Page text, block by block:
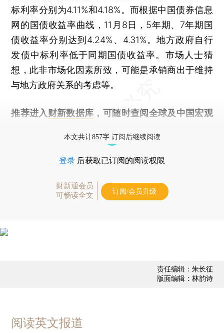
标利率分别为4.11%和4.18%。而根据中国债券信息
网的国债收益率曲线，11月8日，5年期、7年期国
债收益率分别达到4.24%、4.31%。地方政府自行
发债中标利率低于同期国债收益率。市场人士猜
想，此非市场化因素所致，可能是承销商出于维持
与地方政府关系的考虑等。
推荐进入 财新数据库 ，可随时查阅全球及中国宏观
本文共计857字 订阅后继续阅读
登录 后获取已订阅的阅读权限
财新通会员
可畅读全文
订阅/会员升级
责任编辑：朱长征
版面编辑：林韵诗
阅读英文报道